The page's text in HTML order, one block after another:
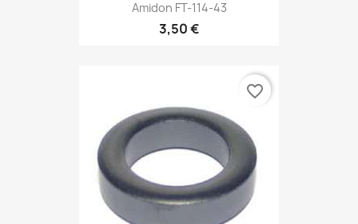
Amidon FT-114-43
3,50 €
favorite_border